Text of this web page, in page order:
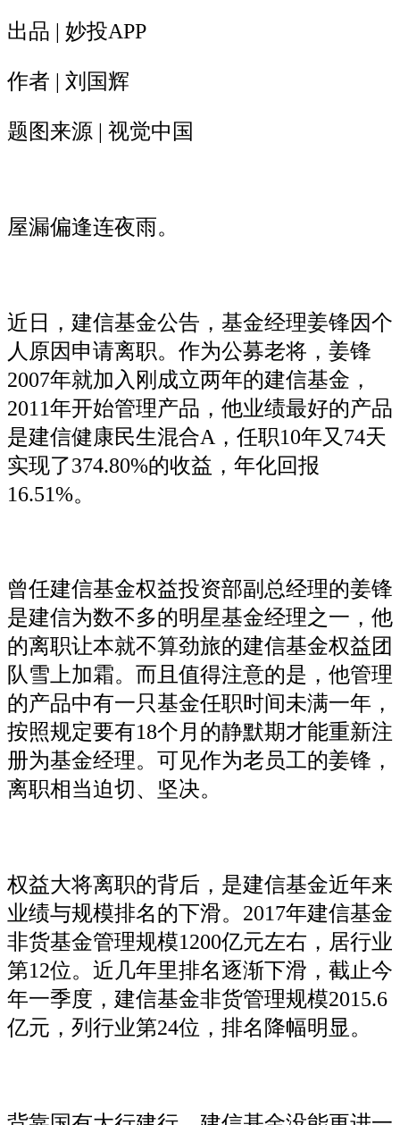
出品 | 妙投APP
作者 | 刘国辉
题图来源 | 视觉中国
屋漏偏逢连夜雨。
近日，建信基金公告，基金经理姜锋因个
人原因申请离职。作为公募老将，姜锋
2007年就加入刚成立两年的建信基金，
2011年开始管理产品，他业绩最好的产品
是建信健康民生混合A，任职10年又74天
实现了374.80%的收益，年化回报
16.51%。
曾任建信基金权益投资部副总经理的姜锋
是建信为数不多的明星基金经理之一，他
的离职让本就不算劲旅的建信基金权益团
队雪上加霜。而且值得注意的是，他管理
的产品中有一只基金任职时间未满一年，
按照规定要有18个月的静默期才能重新注
册为基金经理。可见作为老员工的姜锋，
离职相当迫切、坚决。
权益大将离职的背后，是建信基金近年来
业绩与规模排名的下滑。2017年建信基金
非货基金管理规模1200亿元左右，居行业
第12位。近几年里排名逐渐下滑，截止今
年一季度，建信基金非货管理规模2015.6
亿元，列行业第24位，排名降幅明显。